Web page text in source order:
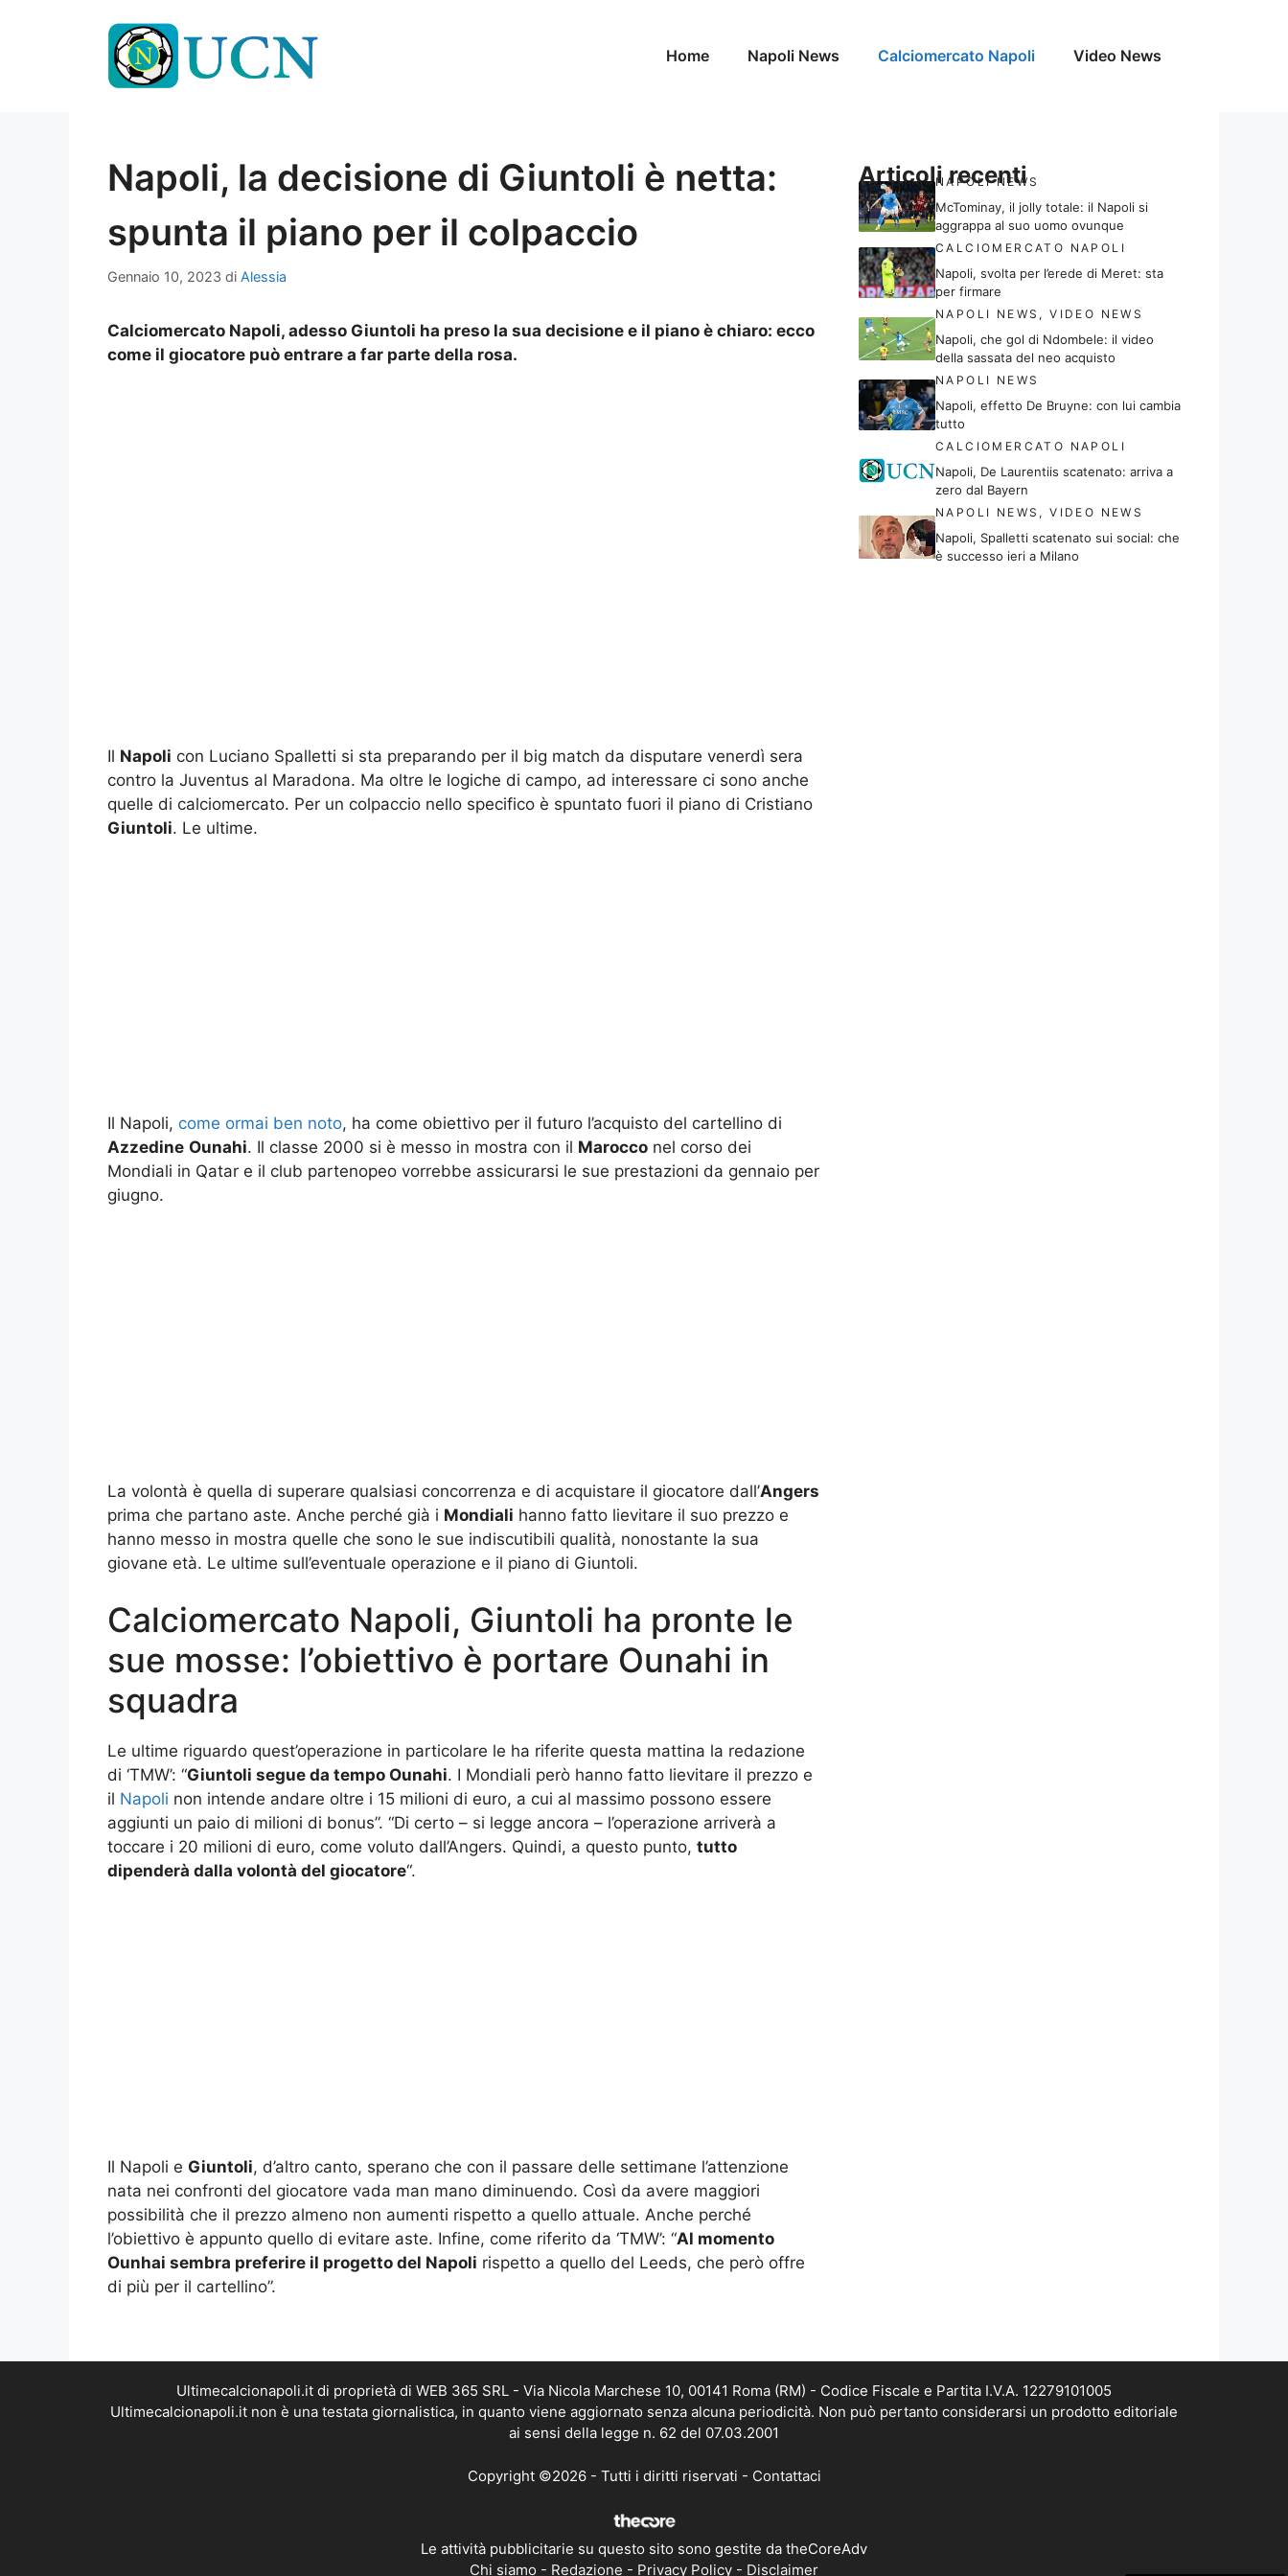
Home Napoli News Calciomercato Napoli Video News
Napoli, la decisione di Giuntoli è netta:
spunta il piano per il colpaccio
Gennaio 10, 2023 di Alessia
Calciomercato Napoli, adesso Giuntoli ha preso la sua decisione e il piano è chiaro: ecco
come il giocatore può entrare a far parte della rosa.
Il Napoli con Luciano Spalletti si sta preparando per il big match da disputare venerdì sera
contro la Juventus al Maradona. Ma oltre le logiche di campo, ad interessare ci sono anche
quelle di calciomercato. Per un colpaccio nello specifico è spuntato fuori il piano di Cristiano
Giuntoli. Le ultime.
Il Napoli, come ormai ben noto, ha come obiettivo per il futuro l’acquisto del cartellino di
Azzedine Ounahi. Il classe 2000 si è messo in mostra con il Marocco nel corso dei
Mondiali in Qatar e il club partenopeo vorrebbe assicurarsi le sue prestazioni da gennaio per
giugno.
La volontà è quella di superare qualsiasi concorrenza e di acquistare il giocatore dall’Angers
prima che partano aste. Anche perché già i Mondiali hanno fatto lievitare il suo prezzo e
hanno messo in mostra quelle che sono le sue indiscutibili qualità, nonostante la sua
giovane età. Le ultime sull’eventuale operazione e il piano di Giuntoli.
Calciomercato Napoli, Giuntoli ha pronte le
sue mosse: l’obiettivo è portare Ounahi in
squadra
Le ultime riguardo quest’operazione in particolare le ha riferite questa mattina la redazione
di ‘TMW’: “Giuntoli segue da tempo Ounahi. I Mondiali però hanno fatto lievitare il prezzo e
il Napoli non intende andare oltre i 15 milioni di euro, a cui al massimo possono essere
aggiunti un paio di milioni di bonus”. “Di certo – si legge ancora – l’operazione arriverà a
toccare i 20 milioni di euro, come voluto dall’Angers. Quindi, a questo punto, tutto
dipenderà dalla volontà del giocatore“.
Il Napoli e Giuntoli, d’altro canto, sperano che con il passare delle settimane l’attenzione
nata nei confronti del giocatore vada man mano diminuendo. Così da avere maggiori
possibilità che il prezzo almeno non aumenti rispetto a quello attuale. Anche perché
l’obiettivo è appunto quello di evitare aste. Infine, come riferito da ‘TMW’: “Al momento
Ounhai sembra preferire il progetto del Napoli rispetto a quello del Leeds, che però offre
di più per il cartellino”.
Articoli recenti
NAPOLI NEWS
McTominay, il jolly totale: il Napoli si
aggrappa al suo uomo ovunque
CALCIOMERCATO NAPOLI
Napoli, svolta per l’erede di Meret: sta
per firmare
NAPOLI NEWS ,VIDEO NEWS
Napoli, che gol di Ndombele: il video
della sassata del neo acquisto
NAPOLI NEWS
Napoli, effetto De Bruyne: con lui cambia
tutto
CALCIOMERCATO NAPOLI
Napoli, De Laurentiis scatenato: arriva a
zero dal Bayern
NAPOLI NEWS ,VIDEO NEWS
Napoli, Spalletti scatenato sui social: che
è successo ieri a Milano
Ultimecalcionapoli.it di proprietà di WEB 365 SRL - Via Nicola Marchese 10, 00141 Roma (RM) - Codice Fiscale e Partita I.V.A. 12279101005
Ultimecalcionapoli.it non è una testata giornalistica, in quanto viene aggiornato senza alcuna periodicità. Non può pertanto considerarsi un prodotto editoriale
ai sensi della legge n. 62 del 07.03.2001
Copyright ©2026 - Tutti i diritti riservati - Contattaci
Le attività pubblicitarie su questo sito sono gestite da theCoreAdv
Chi siamo - Redazione - Privacy Policy - Disclaimer